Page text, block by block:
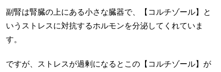
副腎は腎臓の上にある小さな臓器で、【コルチゾール】と
いうストレスに対抗するホルモンを分泌してくれていま
す。
ですが、ストレスが過剰になるとこの【コルチゾール】が